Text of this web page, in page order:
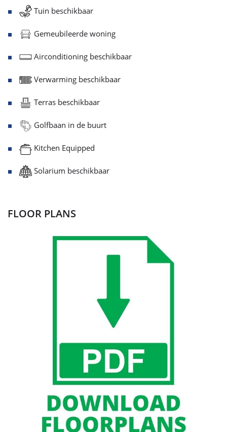
Tuin beschikbaar
Gemeubileerde woning
Airconditioning beschikbaar
Verwarming beschikbaar
Terras beschikbaar
Golfbaan in de buurt
Kitchen Equipped
Solarium beschikbaar
FLOOR PLANS